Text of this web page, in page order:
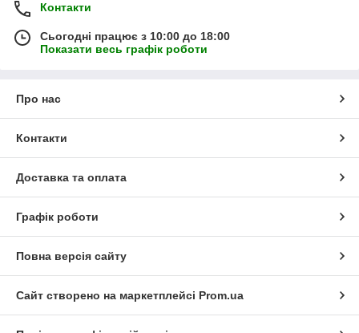
Контакти
Сьогодні працює з 10:00 до 18:00
Показати весь графік роботи
Про нас
Контакти
Доставка та оплата
Графік роботи
Повна версія сайту
Сайт створено на маркетплейсі Prom.ua